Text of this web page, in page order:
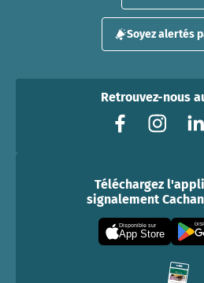
Soyez alertés
Retrouvez-nous
Téléchargez
signalement
Disponible sur
App Store